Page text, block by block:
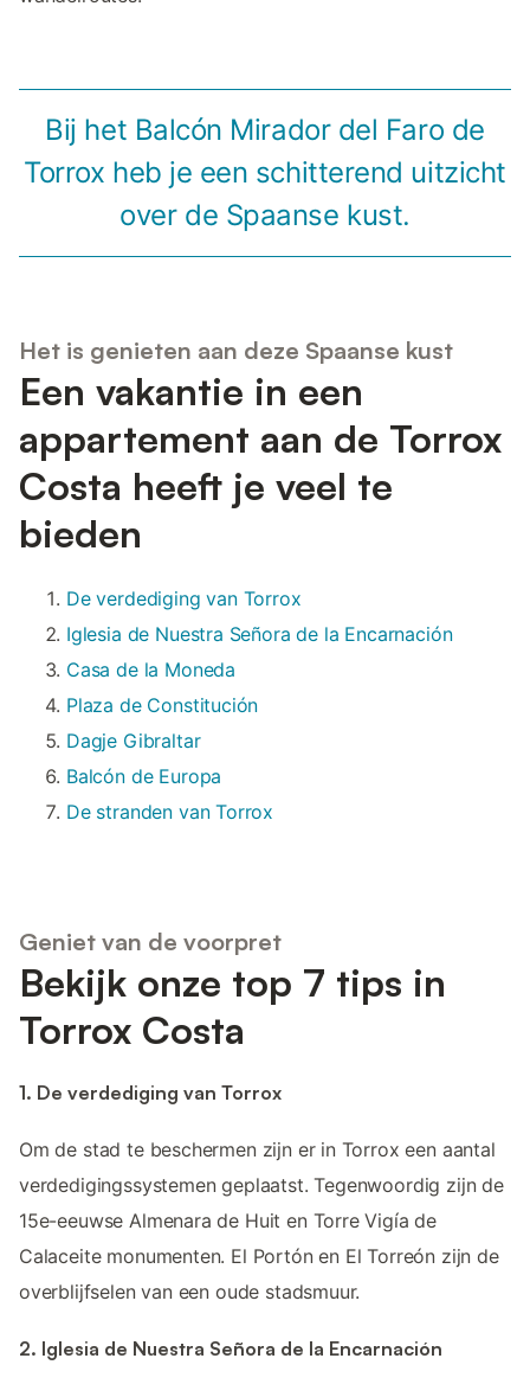
Bij het Balcón Mirador del Faro de
Torrox heb je een schitterend uitzicht
over de Spaanse kust.
Het is genieten aan deze Spaanse kust
Een vakantie in een
appartement aan de Torrox
Costa heeft je veel te
bieden
De verdediging van Torrox
Iglesia de Nuestra Señora de la Encarnación
Casa de la Moneda
Plaza de Constitución
Dagje Gibraltar
Balcón de Europa
De stranden van Torrox
Geniet van de voorpret
Bekijk onze top 7 tips in
Torrox Costa
1. De verdediging van Torrox
Om de stad te beschermen zijn er in Torrox een aantal
verdedigingssystemen geplaatst. Tegenwoordig zijn de
15e-eeuwse Almenara de Huit en Torre Vigía de
Calaceite monumenten. El Portón en El Torreón zijn de
overblijfselen van een oude stadsmuur.
2. Iglesia de Nuestra Señora de la Encarnación